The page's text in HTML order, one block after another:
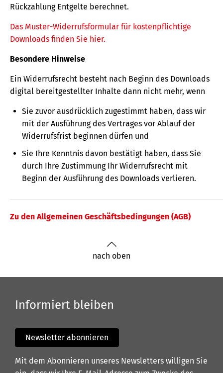
Rückzahlung Entgelte berechnet.
Das Muster-Widerrufsformular für kostenpflichtige
Downloads finden Sie hier.
Besondere Hinweise
Ein Widerrufsrecht besteht nach Beginn des Downloads
digital bereitgestellter Inhalte dann nicht mehr, wenn
Sie zuvor ausdrücklich zugestimmt haben, dass wir
mit der Ausführung des Vertrages vor Ablauf der
Widerrufsfrist beginnen dürfen und
Sie Ihre Kenntnis davon bestätigt haben, dass Sie
durch Ihre Zustimmung Ihr Widerrufsrecht mit
Beginn der Ausführung des Downloads verlieren.
Zu den Allgemeinen Geschäftsbedingungen (AGB)
nach oben
Informiert bleiben
Newsletter abonnieren
Mit dem Abonnieren unseres Newsletters willigen Sie